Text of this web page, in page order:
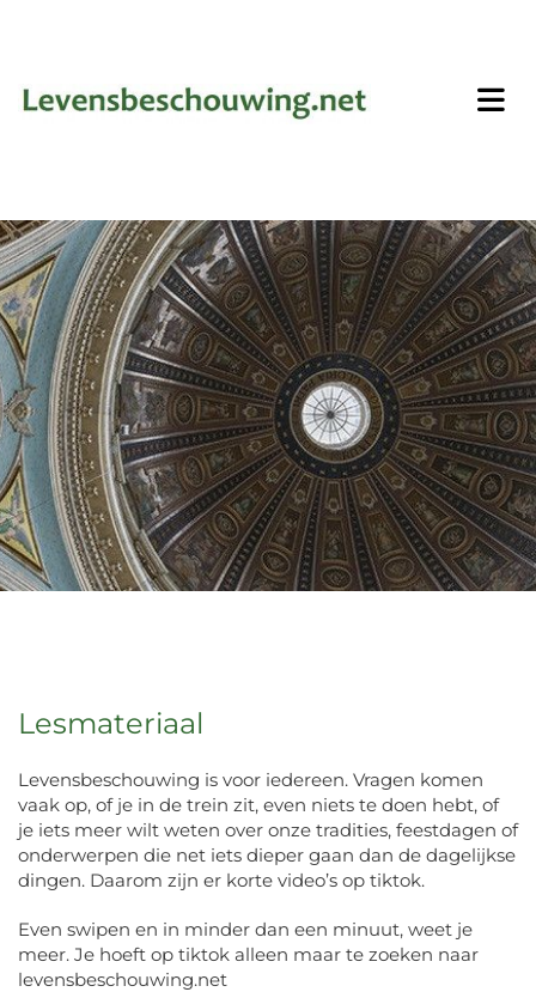
Lesmateriaal
Levensbeschouwing is voor iedereen. Vragen komen
vaak op, of je in de trein zit, even niets te doen hebt, of
je iets meer wilt weten over onze tradities, feestdagen of
onderwerpen die net iets dieper gaan dan de dagelijkse
dingen. Daarom zijn er korte video’s op tiktok.
Even swipen en in minder dan een minuut, weet je
meer. Je hoeft op tiktok alleen maar te zoeken naar
levensbeschouwing.net